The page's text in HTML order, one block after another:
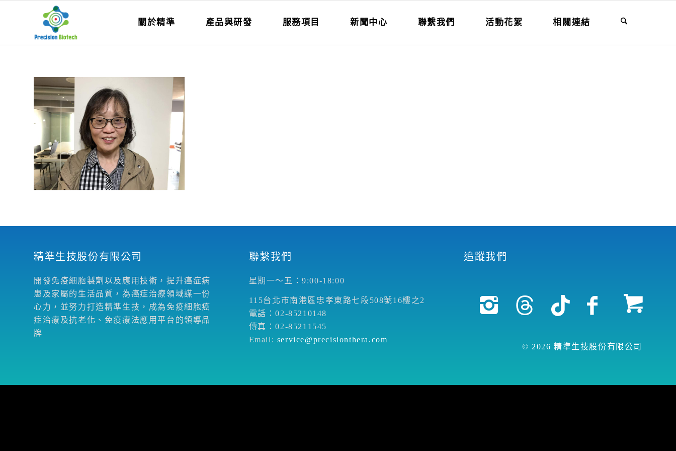
關於精準 產品與研發 服務項目 新聞中心 聯繫我們 活動花絮 相關連結
精準生技股份有限公司
開發免疫細胞製劑以及應用技術，提升癌症病
患及家屬的生活品質，為癌症治療領域謀一份
心力，並努力打造精準生技，成為免疫細胞癌
症治療及抗老化、免疫療法應用平台的領導品
牌
聯繫我們
星期一～五：9:00-18:00
115台北市南港區忠孝東路七段508號16樓之2
電話：02-85210148
傳真：02-85211545
Email: service@precisionthera.com
追蹤我們
© 2026 精準生技股份有限公司